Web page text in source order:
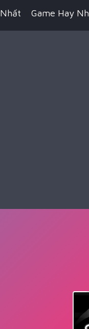
Game Hay